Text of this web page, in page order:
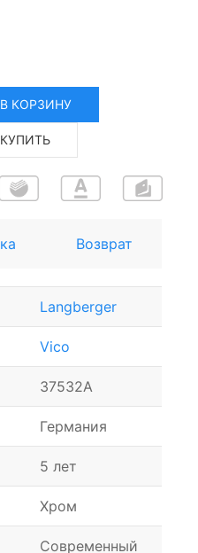
В КОРЗИНУ
КУПИТЬ
Возврат
Langberger
Vico
37532A
Германия
5 лет
Хром
Современный